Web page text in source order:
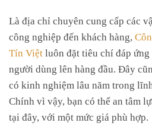
Là địa chỉ chuyên cung cấp các
công nghiệp đến khách hàng,
Tín Việt luôn đặt tiêu chí đáp
người dùng lên hàng đầu. Đây
có kinh nghiệm lâu năm trong
Chính vì vậy, bạn có thể an tâm
tại đây, với một mức giá phù hợp.